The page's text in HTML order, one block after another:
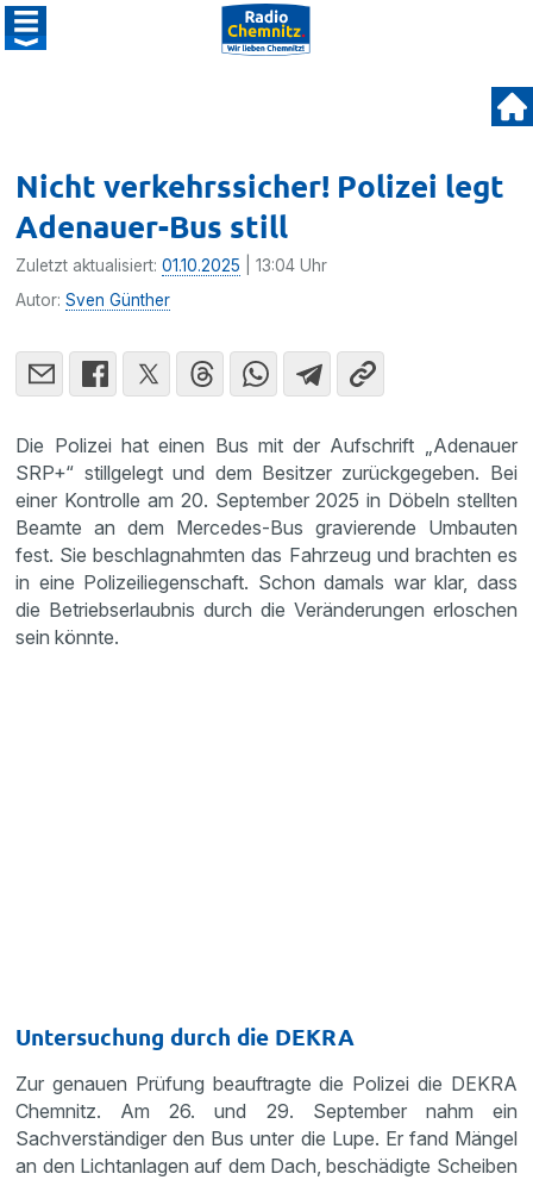
Nicht verkehrssicher! Polizei legt
Adenauer-Bus still
Zuletzt aktualisiert:01.10.2025 | 13:04 Uhr
Autor:Sven Günther
Die Polizei hat einen Bus mit der Aufschrift „Adenauer
SRP+“ stillgelegt und dem Besitzer zurückgegeben. Bei
einer Kontrolle am 20. September 2025 in Döbeln stellten
Beamte an dem Mercedes-Bus gravierende Umbauten
fest. Sie beschlagnahmten das Fahrzeug und brachten es
in eine Polizeiliegenschaft. Schon damals war klar, dass
die Betriebserlaubnis durch die Veränderungen erloschen
sein könnte.
Untersuchung durch die DEKRA
Zur genauen Prüfung beauftragte die Polizei die DEKRA
Chemnitz. Am 26. und 29. September nahm ein
Sachverständiger den Bus unter die Lupe. Er fand Mängel
an den Lichtanlagen auf dem Dach, beschädigte Scheiben